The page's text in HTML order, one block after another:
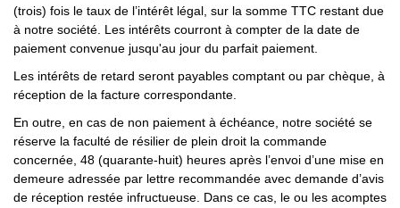
(trois) fois le taux de l’intérêt légal, sur la somme TTC restant due
à notre société. Les intérêts courront à compter de la date de
paiement convenue jusqu'au jour du parfait paiement.
Les intérêts de retard seront payables comptant ou par chèque, à
réception de la facture correspondante.
En outre, en cas de non paiement à échéance, notre société se
réserve la faculté de résilier de plein droit la commande
concernée, 48 (quarante-huit) heures après l’envoi d’une mise en
demeure adressée par lettre recommandée avec demande d’avis
de réception restée infructueuse. Dans ce cas, le ou les acomptes